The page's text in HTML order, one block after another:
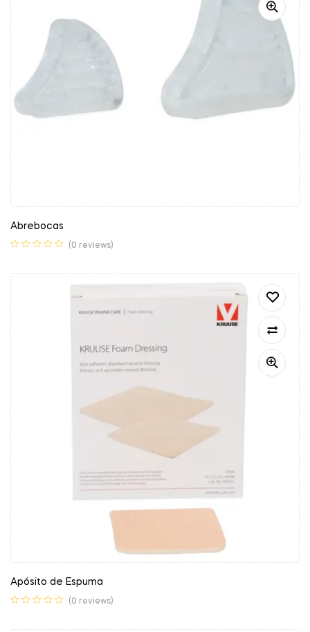
Abrebocas
(0 reviews)
Apósito de Espuma
(0 reviews)